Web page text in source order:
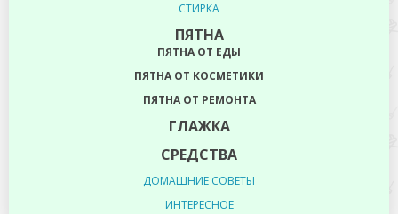
СТИРКА
ПЯТНА
ПЯТНА ОТ ЕДЫ
ПЯТНА ОТ КОСМЕТИКИ
ПЯТНА ОТ РЕМОНТА
ГЛАЖКА
СРЕДСТВА
ДОМАШНИЕ СОВЕТЫ
ИНТЕРЕСНОЕ